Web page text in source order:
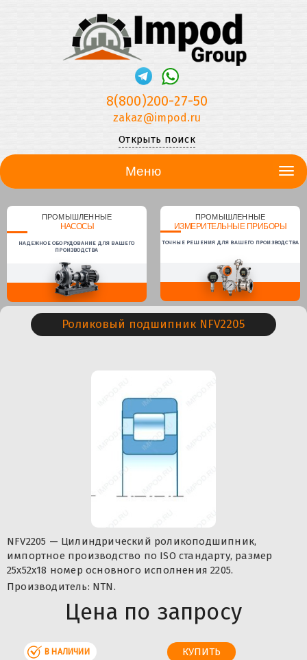
8(800)200-27-50
zakaz@impod.ru
Открыть поиск
Меню
ПРОМЫШЛЕННЫЕ
НАСОСЫ
НАДЕЖНОЕ ОБОРУДОВАНИЕ ДЛЯ ВАШЕГО
ПРОИЗВОДСТВА
ПРОМЫШЛЕННЫЕ
ИЗМЕРИТЕЛЬНЫЕ ПРИБОРЫ
ТОЧНЫЕ РЕШЕНИЯ ДЛЯ ВАШЕГО ПРОИЗВОДСТВА
Роликовый подшипник NFV2205
NFV2205 — Цилиндрический роликоподшипник,
импортное производство по ISO стандарту, размер
25x52x18 номер основного исполнения 2205.
Производитель: NTN.
Цена по запросу
В НАЛИЧИИ